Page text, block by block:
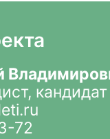
72